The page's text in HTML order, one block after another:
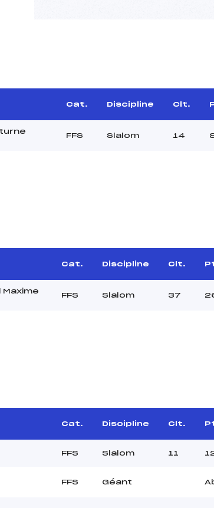
Cat. Discipline Clt.
FFS Slalom 14
Cat. Discipline Clt.
Maxime
FFS Slalom 37
Cat. Discipline Clt.
FFS Slalom 11
FFS Géant